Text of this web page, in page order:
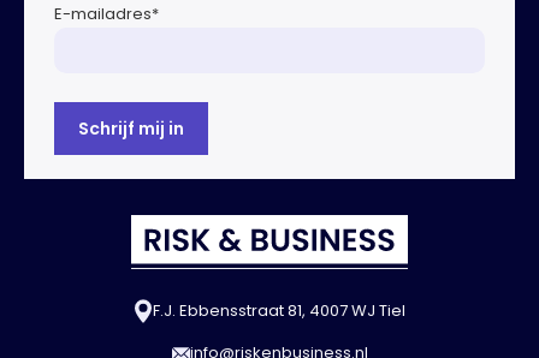
E-mailadres*
F.J. Ebbensstraat 81, 4007 WJ Tiel
info@riskenbusiness.nl